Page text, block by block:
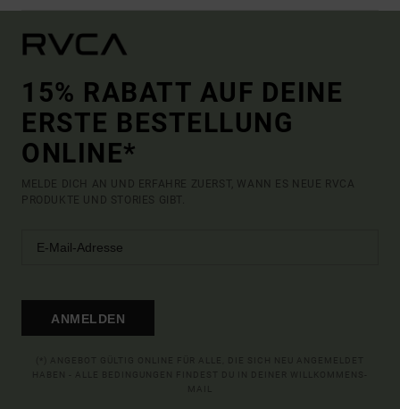
15% RABATT AUF DEINE
ERSTE BESTELLUNG
ONLINE*
MELDE DICH AN UND ERFAHRE ZUERST, WANN ES NEUE RVCA
PRODUKTE UND STORIES GIBT.
ANMELDEN